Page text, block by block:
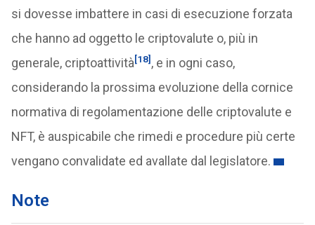
si dovesse imbattere in casi di esecuzione forzata
che hanno ad oggetto le criptovalute o, più in
generale, criptoattività[18] , e in ogni caso,
considerando la prossima evoluzione della cornice
normativa di regolamentazione delle criptovalute e
NFT, è auspicabile che rimedi e procedure più certe
vengano convalidate ed avallate dal legislatore.
Note